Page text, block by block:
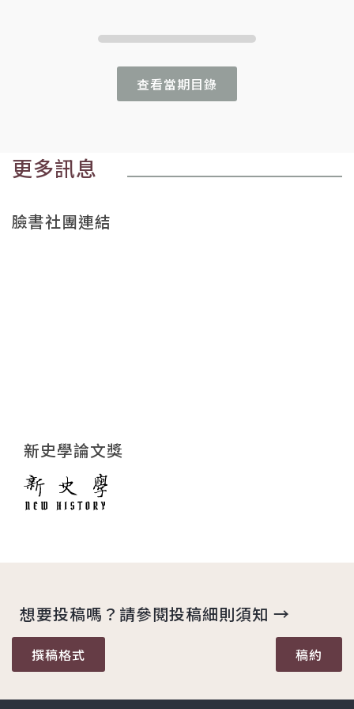
查看當期目錄
更多訊息
臉書社團連結
新史學論文獎
想要投稿嗎？請參閱投稿細則須知 →
撰稿格式 稿約